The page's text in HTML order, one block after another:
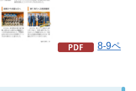
8-9ペ